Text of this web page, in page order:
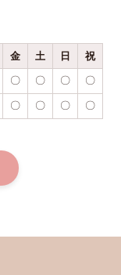
金 土 日 祝
〇 〇 〇 〇
〇 〇 〇 〇